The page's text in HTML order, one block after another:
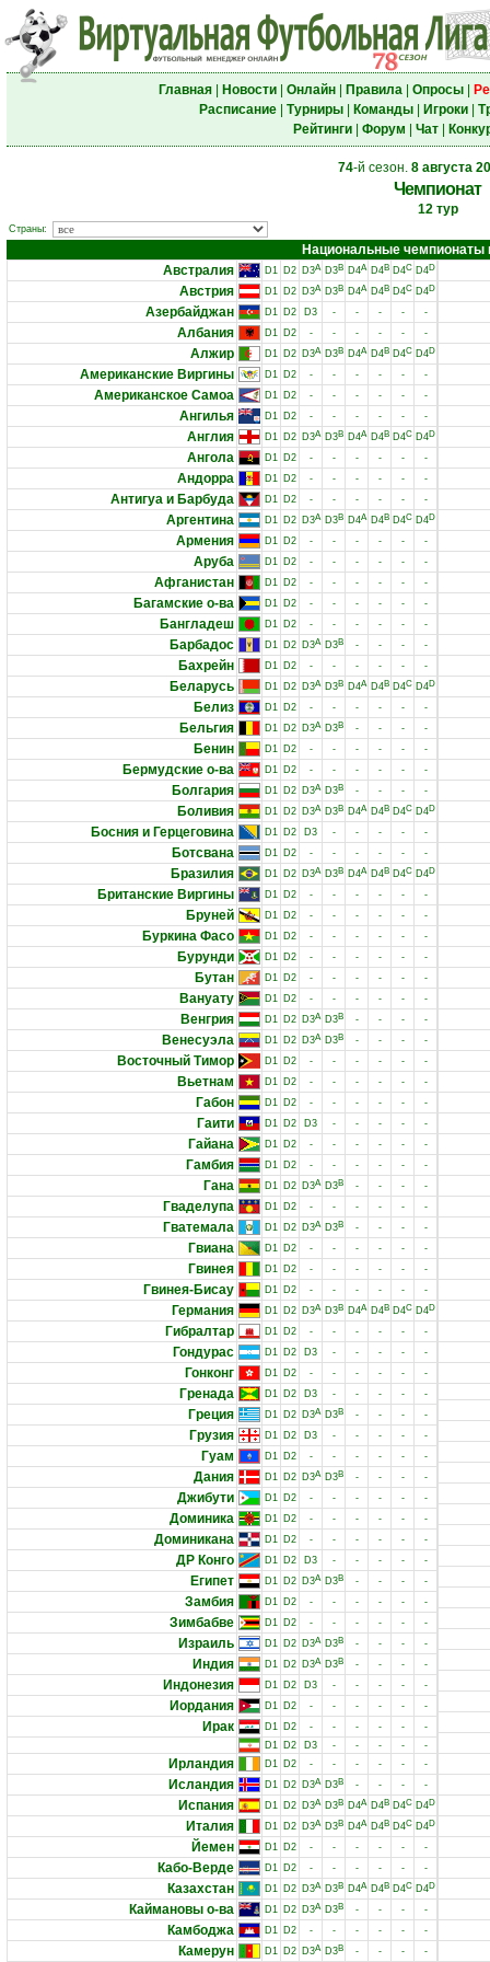
Главная| Новости| Онлайн| Правила| Опросы|
Расписание| Турниры| Команды| Игроки|
Рейтинги| Форум Чат|
74-й сезон. 8 августа
Чемпионат
12 тур
Страны:
Национальные чемпионаты
Австралия
D1 D2 D3A D3B D4A D4B D4C D4D
Австрия D1 D2 D3A D3B D4A D4B D4C D4D
Азербайджан D1 D2 D3 - - - - -
Албания D1 D2 - - - - - -
Алжир D1 D2 D3A D3B D4A D4B D4C D4D
Американские Виргины D1 D2 - - - - - -
Американское Самоа D1 D2 - - - - - -
Ангилья D1 D2 - - - - - -
Англия D1 D2 D3A D3B D4A D4B D4C D4D
Ангола D1 D2 - - - - - -
Андорра D1 D2 - - - - - -
Антигуа и Барбуда D1 D2 - - - - - -
Аргентина D1 D2 D3A D3B D4A D4B D4C D4D
Армения D1 D2 - - - - - -
Аруба D1 D2 - - - - - -
Афганистан D1 D2 - - - - - -
Багамские о-ва D1 D2 - - - - - -
Бангладеш D1 D2 - - - - - -
Барбадос D1 D2 D3A D3B - - - -
Бахрейн D1 D2 - - - - - -
Беларусь D1 D2 D3A D3B D4A D4B D4C D4D
Белиз D1 D2 - - - - - -
Бельгия D1 D2 D3A D3B - - - -
Бенин D1 D2 - - - - - -
Бермудские о-ва D1 D2 - - - - - -
Болгария D1 D2 D3A D3B - - - -
Боливия D1 D2 D3A D3B D4A D4B D4C D4D
Босния и Герцеговина D1 D2 D3 - - - - -
Ботсвана D1 D2 - - - - - -
Бразилия D1 D2 D3A D3B D4A D4B D4C D4D
Британские Виргины D1 D2 - - - - - -
Бруней D1 D2 - - - - - -
Буркина Фасо D1 D2 - - - - - -
Бурунди D1 D2 - - - - - -
Бутан D1 D2 - - - - - -
Вануату D1 D2 - - - - - -
Венгрия D1 D2 D3A D3B - - - -
Венесуэла D1 D2 D3A D3B - - - -
Восточный Тимор D1 D2 - - - - - -
Вьетнам D1 D2 - - - - - -
Габон D1 D2 - - - - - -
Гаити D1 D2 D3 - - - - -
Гайана D1 D2 - - - - - -
Гамбия D1 D2 - - - - - -
Гана D1 D2 D3A D3B - - - -
Гваделупа D1 D2 - - - - - -
Гватемала D1 D2 D3A D3B - - - -
Гвиана D1 D2 - - - - - -
Гвинея D1 D2 - - - - - -
Гвинея-Бисау D1 D2 - - - - - -
Германия D1 D2 D3A D3B D4A D4B D4C D4D
Гибралтар D1 D2 - - - - - -
Гондурас D1 D2 D3 - - - - -
Гонконг D1 D2 - - - - - -
Гренада D1 D2 D3 - - - - -
Греция D1 D2 D3A D3B - - - -
Грузия D1 D2 D3 - - - - -
Гуам D1 D2 - - - - - -
Дания D1 D2 D3A D3B - - - -
Джибути D1 D2 - - - - - -
Доминика D1 D2 - - - - - -
Доминикана D1 D2 - - - - - -
ДР Конго D1 D2 D3 - - - - -
Египет D1 D2 D3A D3B - - - -
Замбия D1 D2 - - - - - -
Зимбабве D1 D2 - - - - - -
Израиль D1 D2 D3A D3B - - - -
Индия D1 D2 D3A D3B - - - -
Индонезия D1 D2 D3 - - - - -
Иордания D1 D2 - - - - - -
Ирак D1 D2 - - - - -
-
D1 D2 D3 - - - - -
Ирландия D1 D2 - - - - - -
Исландия D1 D2 D3A D3B - - - -
Испания D1 D2 D3A D3B D4A D4B D4C D4D
Италия D1 D2 D3A D3B D4A D4B D4C D4D
Йемен D1 D2 - - - - - -
Кабо-Верде D1 D2 - - - - - -
Казахстан D1 D2 D3A D3B D4A D4B D4C D4D
Каймановы о-ва D1 D2 D3A D3B - - - -
Камбоджа D1 D2 - - - - - -
Камерун D1 D2 D3A D3B - - - -